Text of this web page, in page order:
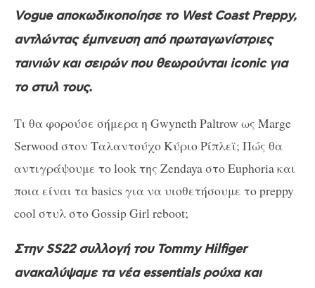
Vogue αποκωδικοποίησε το West Coast Preppy,
αντλώντας έμπνευση από πρωταγωνίστριες
ταινιών και σειρών που θεωρούνται iconic για
το στυλ τους.
Τι θα φορούσε σήμερα η Gwyneth Paltrow ως Marge
Serwood στον Ταλαντούχο Κύριο Ρίπλεϊ; Πώς θα
αντιγράψουμε το look της Zendaya στο Euphoria και
ποια είναι τα basics για να υιοθετήσουμε το preppy
cool στυλ στο Gossip Girl reboot;
Στην SS22 συλλογή του Tommy Hilfiger
ανακαλύψαμε τα νέα essentials ρούχα και